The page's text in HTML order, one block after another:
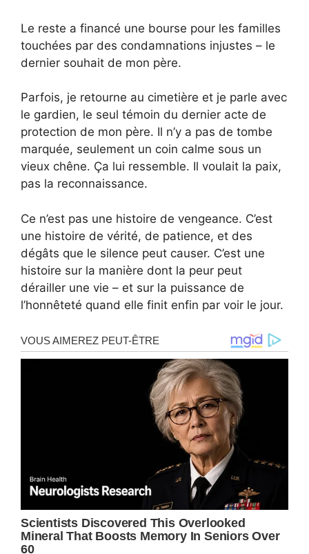
Le reste a financé une bourse pour les familles
touchées par des condamnations injustes – le
dernier souhait de mon père.
Parfois, je retourne au cimetière et je parle avec
le gardien, le seul témoin du dernier acte de
protection de mon père. Il n’y a pas de tombe
marquée, seulement un coin calme sous un
vieux chêne. Ça lui ressemble. Il voulait la paix,
pas la reconnaissance.
Ce n’est pas une histoire de vengeance. C’est
une histoire de vérité, de patience, et des
dégâts que le silence peut causer. C’est une
histoire sur la manière dont la peur peut
dérailler une vie – et sur la puissance de
l’honnêteté quand elle finit enfin par voir le jour.